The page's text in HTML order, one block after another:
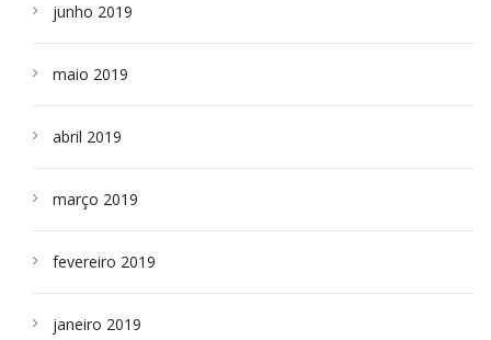
junho 2019
maio 2019
abril 2019
março 2019
fevereiro 2019
janeiro 2019